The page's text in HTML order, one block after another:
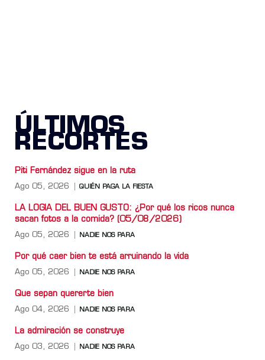
ÚLTIMOS
RECORTES
Piti Fernández sigue en la ruta
Ago 05, 2026 QUIÉN PAGA LA FIESTA
LA LOGIA DEL BUEN GUSTO: ¿Por qué los ricos nunca
sacan fotos a la comida? (05/08/2026)
Ago 05, 2026 NADIE NOS PARA
Por qué caer bien te está arruinando la vida
Ago 05, 2026 NADIE NOS PARA
Que sepan quererte bien
Ago 04, 2026 NADIE NOS PARA
La admiración se construye
Ago 03, 2026 NADIE NOS PARA